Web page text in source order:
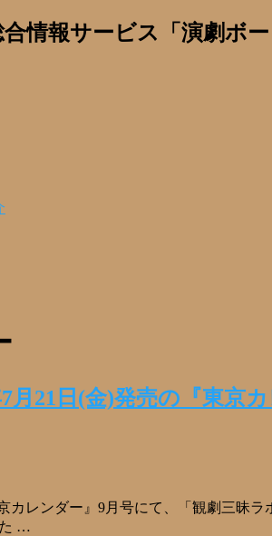
情報サービス「演劇ボー
7月21日(金)発売の『東
カレンダー』9月号にて、「観劇三昧
…